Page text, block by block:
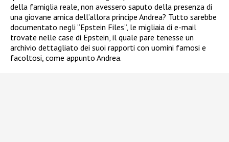
della famiglia reale, non avessero saputo della presenza di
una giovane amica dell’allora principe Andrea? Tutto sarebbe
documentato negli “Epstein Files”, le migliaia di e-mail
trovate nelle case di Epstein, il quale pare tenesse un
archivio dettagliato dei suoi rapporti con uomini famosi e
facoltosi, come appunto Andrea.